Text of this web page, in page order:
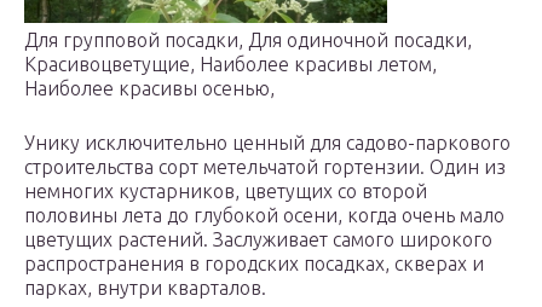
Для групповой посадки, Для одиночной посадки,
Красивоцветущие, Наиболее красивы летом,
Наиболее красивы осенью,
Унику исключительно ценный для садово-паркового
строительства сорт метельчатой гортензии. Один из
немногих кустарников, цветущих со второй
половины лета до глубокой осени, когда очень мало
цветущих растений. Заслуживает самого широкого
распространения в городских посадках, скверах и
парках, внутри кварталов.